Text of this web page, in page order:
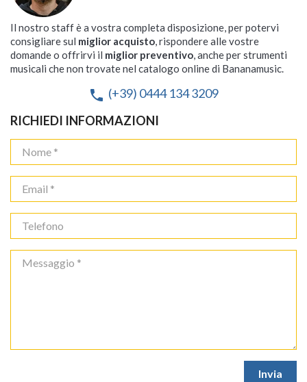
 Disponibilità immediata
Spedizione gratuita
130,00 €
53,90 €
Disponibile su ordinazione
Spedizione solo 8,90 €
31,00 €
98,00 €
Disponibile su ordinazione
Spedizione solo 8,90 €
69,00 €
98,00 €
 Disponibilità immediata
Spedizione gratuita
130,00 €
99,00 €
Disponibile su ordinazione
Spedizione solo 8,90 €
27,00 €
108,00 €
Il nostro staff è a vostra completa disposizione, per potervi
consigliare sul miglior acquisto, rispondere alle vostre
domande o offrirvi il miglior preventivo, anche per strumenti
musicali che non trovate nel catalogo online di Bananamusic.
phone (+39) 0444 134 3209
RICHIEDI INFORMAZIONI